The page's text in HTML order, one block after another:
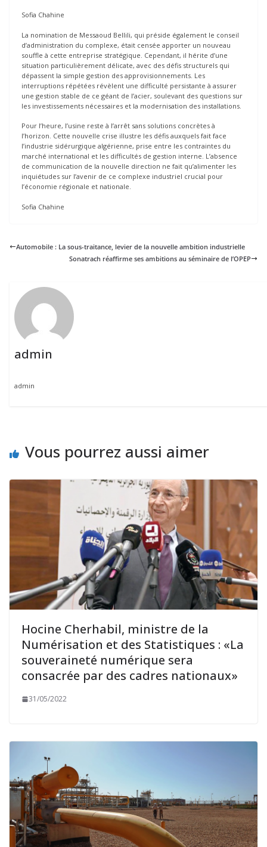
Sofia Chahine
La nomination de Messaoud Bellili, qui préside également le conseil
d’administration du complexe, était censée apporter un nouveau
souffle à cette entreprise stratégique. Cependant, il hérite d’une
situation particulièrement délicate, avec des défis structurels qui
dépassent la simple gestion des approvisionnements. Les
interruptions répétées révèlent une difficulté persistante à assurer
une gestion stable de ce géant de l’acier, soulevant des questions sur
les investissements nécessaires et la modernisation des installations.
Pour l’heure, l’usine reste à l’arrêt sans solutions concrètes à
l’horizon. Cette nouvelle crise illustre les défis auxquels fait face
l’industrie sidérurgique algérienne, prise entre les contraintes du
marché international et les difficultés de gestion interne. L’absence
de communication de la nouvelle direction ne fait qu’alimenter les
inquiétudes sur l’avenir de ce complexe industriel crucial pour
l’économie régionale et nationale.
Sofia Chahine
Automobile : La sous-traitance, levier de la nouvelle ambition industrielle
Sonatrach réaffirme ses ambitions au séminaire de l’OPEP
admin
admin
Vous pourrez aussi aimer
Hocine Cherhabil, ministre de la
Numérisation et des Statistiques : «La
souveraineté numérique sera
consacrée par des cadres nationaux»
31/05/2022